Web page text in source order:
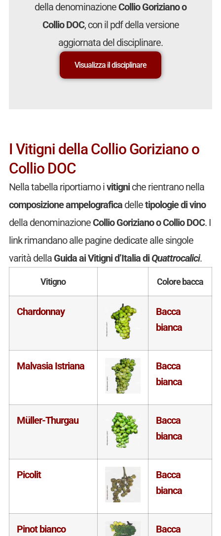
della denominazioneCollio Goriziano o
Collio DOC, con il pdf della versione
aggiornata del disciplinare.
Visualizza il disciplinare
I Vitigni della Collio Goriziano o
Collio DOC
Nella tabella riportiamo ivitigniche rientrano nella
composizione ampelograficadelletipologie di vino
della denominazioneCollio Goriziano o Collio DOC. I
link rimandano alle pagine dedicate alle singole
varità della Guida ai Vitigni d’Italia diQuattrocalici.
Vitigno Colore bacca
Chardonnay
Bacca
bianca
Malvasia Istriana
Bacca
bianca
Müller-Thurgau
Bacca
bianca
Picolit
Bacca
bianca
Pinot bianco
Bacca